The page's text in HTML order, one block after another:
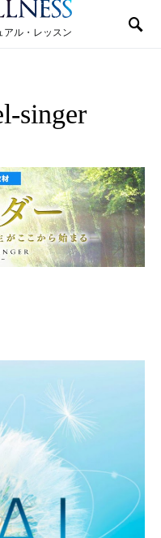
アル・レッスン
singer